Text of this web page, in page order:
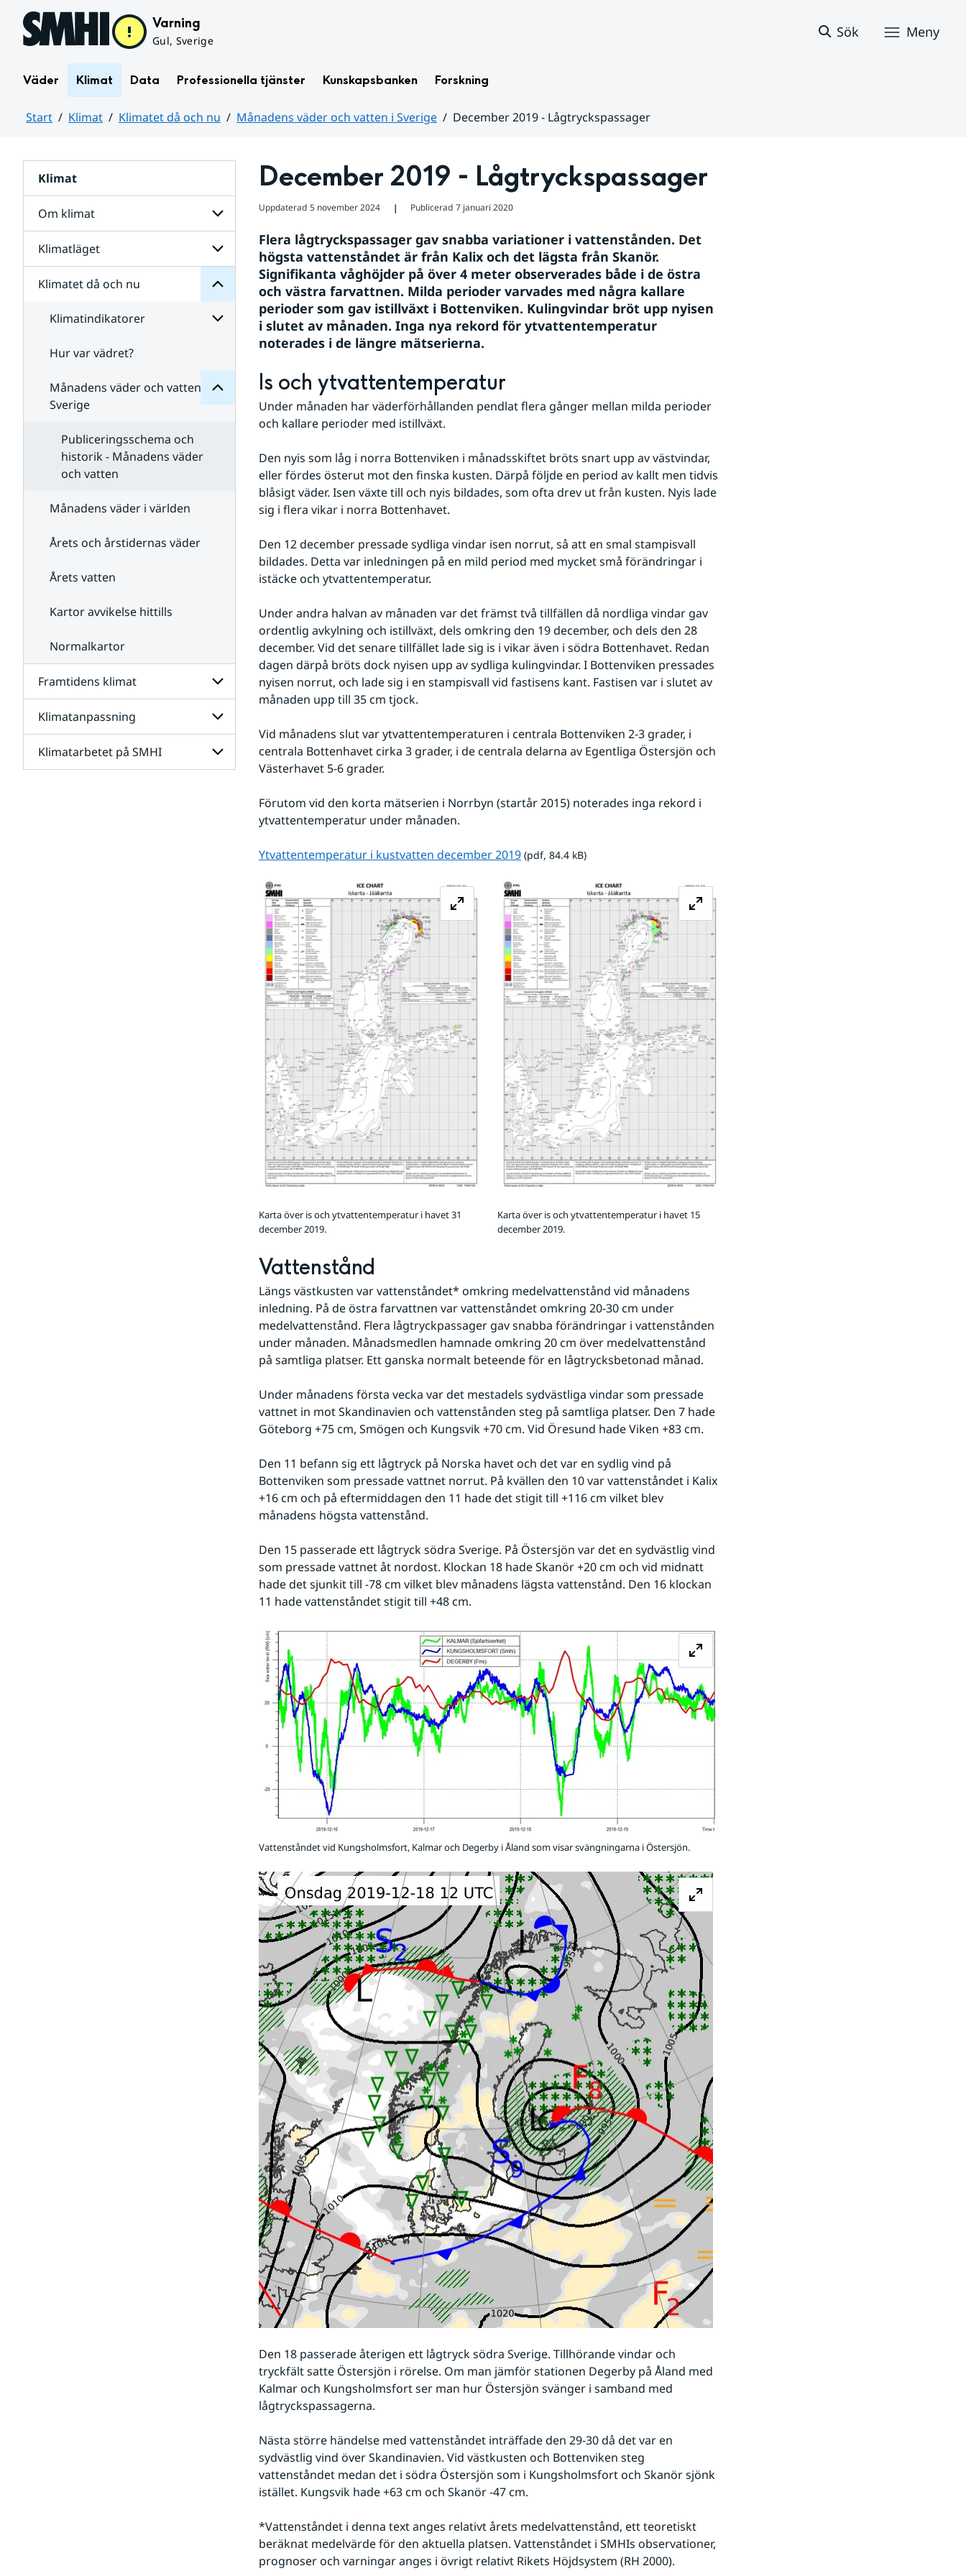
Hoppa till sidans innehåll Varning
Gul, Sverige
Sök Meny
Väder Klimat Data Professionella tjänster Kunskapsbanken Forskning
Start Klimat Klimatet då och nu Månadens väder och vatten i Sverige
December 2019 - Lågtryckspassager
Klimat
Om klimat
Undersidor
för
Om
klimat
Klimatläget
Undersidor
Klimatläget
Klimatet då och nu
Undersidor
för
Klimatet
då
och
Klimatindikatorer
Klimatindikatorer
Hur var vädret?
Månadens väder och vatten i
Sverige
Månadens
väder
vatten
i
Publiceringsschema och
historik - Månadens väder
och vatten
Månadens väder i världen
Årets och årstidernas väder
Årets vatten
Kartor avvikelse hittills
Normalkartor
Framtidens klimat
Undersidor
för
Framtidens
klimat
Klimatanpassning
Undersidor
för
Klimatarbetet på SMHI
Klimatarbetet
December 2019 - Lågtryckspassager
Uppdaterad 5 november 2024 ❘ Publicerad 7 januari 2020
Flera lågtryckspassager gav snabba variationer i vattenstånden. Det
högsta vattenståndet är från Kalix och det lägsta från Skanör.
Signifikanta våghöjder på över 4 meter observerades både i de östra
och västra farvattnen. Milda perioder varvades med några kallare
perioder som gav istillväxt i Bottenviken. Kulingvindar bröt upp nyisen
i slutet av månaden. Inga nya rekord för ytvattentemperatur
noterades i de längre mätserierna.
Is och ytvattentemperatur
Under månaden har väderförhållanden pendlat flera gånger mellan milda perioder
och kallare perioder med istillväxt.
Den nyis som låg i norra Bottenviken i månadsskiftet bröts snart upp av västvindar,
eller fördes österut mot den finska kusten. Därpå följde en period av kallt men tidvis
blåsigt väder. Isen växte till och nyis bildades, som ofta drev ut från kusten. Nyis lade
sig i flera vikar i norra Bottenhavet.
Den 12 december pressade sydliga vindar isen norrut, så att en smal stampisvall
bildades. Detta var inledningen på en mild period med mycket små förändringar i
istäcke och ytvattentemperatur.
Under andra halvan av månaden var det främst två tillfällen då nordliga vindar gav
ordentlig avkylning och istillväxt, dels omkring den 19 december, och dels den 28
december. Vid det senare tillfället lade sig is i vikar även i södra Bottenhavet. Redan
dagen därpå bröts dock nyisen upp av sydliga kulingvindar. I Bottenviken pressades
nyisen norrut, och lade sig i en stampisvall vid fastisens kant. Fastisen var i slutet av
månaden upp till 35 cm tjock.
Vid månadens slut var ytvattentemperaturen i centrala Bottenviken 2-3 grader, i
centrala Bottenhavet cirka 3 grader, i de centrala delarna av Egentliga Östersjön och
Västerhavet 5-6 grader.
Förutom vid den korta mätserien i Norrbyn (startår 2015) noterades inga rekord i
ytvattentemperatur under månaden.
Ytvattentemperatur i kustvatten december 2019pdf, 84.4 kB.
(pdf, 84.4 kB)
Förstora bilden
Karta över is och ytvattentemperatur i havet 31
december 2019.
Karta över is och ytvattentemperatur i havet 15
december 2019.
Vattenstånd
Längs västkusten var vattenståndet* omkring medelvattenstånd vid månadens
inledning. På de östra farvattnen var vattenståndet omkring 20-30 cm under
medelvattenstånd. Flera lågtryckpassager gav snabba förändringar i vattenstånden
under månaden. Månadsmedlen hamnade omkring 20 cm över medelvattenstånd
på samtliga platser. Ett ganska normalt beteende för en lågtrycksbetonad månad.
Under månadens första vecka var det mestadels sydvästliga vindar som pressade
vattnet in mot Skandinavien och vattenstånden steg på samtliga platser. Den 7 hade
Göteborg +75 cm, Smögen och Kungsvik +70 cm. Vid Öresund hade Viken +83 cm.
Den 11 befann sig ett lågtryck på Norska havet och det var en sydlig vind på
Bottenviken som pressade vattnet norrut. På kvällen den 10 var vattenståndet i Kalix
+16 cm och på eftermiddagen den 11 hade det stigit till +116 cm vilket blev
månadens högsta vattenstånd.
Den 15 passerade ett lågtryck södra Sverige. På Östersjön var det en sydvästlig vind
som pressade vattnet åt nordost. Klockan 18 hade Skanör +20 cm och vid midnatt
hade det sjunkit till -78 cm vilket blev månadens lägsta vattenstånd. Den 16 klockan
11 hade vattenståndet stigit till +48 cm.
Vattenståndet vid Kungsholmsfort, Kalmar och Degerby i Åland som visar svängningarna i Östersjön.
Förstora bilden
Den 18 passerade återigen ett lågtryck södra Sverige. Tillhörande vindar och
tryckfält satte Östersjön i rörelse. Om man jämför stationen Degerby på Åland med
Kalmar och Kungsholmsfort ser man hur Östersjön svänger i samband med
lågtryckspassagerna.
Nästa större händelse med vattenståndet inträffade den 29-30 då det var en
sydvästlig vind över Skandinavien. Vid västkusten och Bottenviken steg
vattenståndet medan det i södra Östersjön som i Kungsholmsfort och Skanör sjönk
istället. Kungsvik hade +63 cm och Skanör -47 cm.
*Vattenståndet i denna text anges relativt årets medelvattenstånd, ett teoretiskt
beräknat medelvärde för den aktuella platsen. Vattenståndet i SMHIs observationer,
prognoser och varningar anges i övrigt relativt Rikets Höjdsystem (RH 2000).